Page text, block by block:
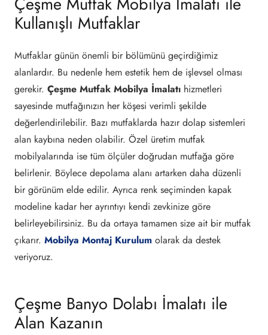
Kullanışlı Mutfaklar
Mutfaklar günün önemli bir bölümünü geçirdiğimiz
alanlardır. Bu nedenle hem estetik hem de işlevsel olması
gerekir. Çeşme Mutfak Mobilya İmalatı hizmetleri
sayesinde mutfağınızın her köşesi verimli şekilde
değerlendirilebilir. Bazı mutfaklarda hazır dolap sistemleri
alan kaybına neden olabilir. Özel üretim mutfak
mobilyalarında ise tüm ölçüler doğrudan mutfağa göre
belirlenir. Böylece depolama alanı artarken daha düzenli
bir görünüm elde edilir. Ayrıca renk seçiminden kapak
modeline kadar her ayrıntıyı kendi zevkinize göre
belirleyebilirsiniz. Bu da ortaya tamamen size ait bir mutfak
çıkarır. Mobilya Montaj Kurulum olarak da destek
veriyoruz.
Çeşme Banyo Dolabı İmalatı ile
Alan Kazanın